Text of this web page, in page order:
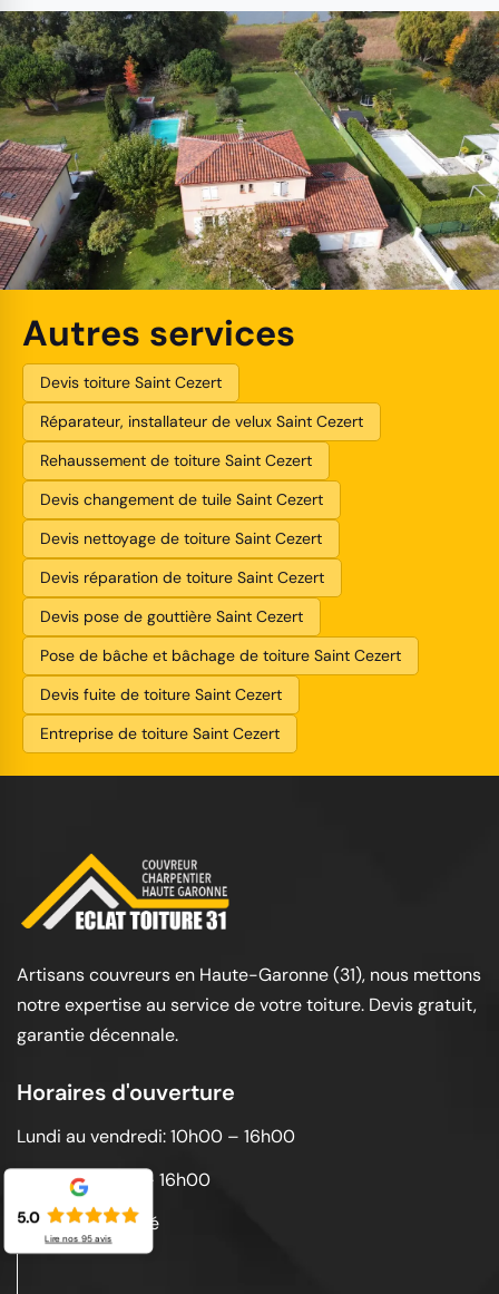
Autres services
Devis toiture Saint Cezert
Réparateur, installateur de velux Saint Cezert
Rehaussement de toiture Saint Cezert
Devis changement de tuile Saint Cezert
Devis nettoyage de toiture Saint Cezert
Devis réparation de toiture Saint Cezert
Devis pose de gouttière Saint Cezert
Pose de bâche et bâchage de toiture Saint Cezert
Devis fuite de toiture Saint Cezert
Entreprise de toiture Saint Cezert
Artisans couvreurs en Haute-Garonne (31), nous mettons
notre expertise au service de votre toiture. Devis gratuit,
garantie décennale.
Horaires d'ouverture
Lundi au vendredi: 10h00 – 16h00
Samedi: 10h00 – 16h00
Dimanche: Fermé
5.0
Lire nos 95avis